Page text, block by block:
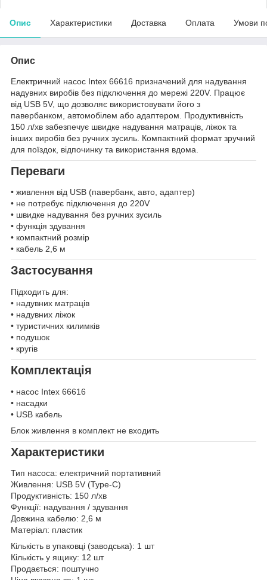
Опис Характеристики Доставка Оплата Умови
Опис
Електричний насос Intex 66616 призначений для надування
надувних виробів без підключення до мережі 220V. Працює
від USB 5V, що дозволяє використовувати його з
павербанком, автомобілем або адаптером. Продуктивність
150 л/хв забезпечує швидке надування матраців, ліжок та
інших виробів без ручних зусиль. Компактний формат зручний
для поїздок, відпочинку та використання вдома.
Переваги
• живлення від USB (павербанк, авто, адаптер)
• не потребує підключення до 220V
• швидке надування без ручних зусиль
• функція здування
• компактний розмір
• кабель 2,6 м
Застосування
Підходить для:
• надувних матраців
• надувних ліжок
• туристичних килимків
• подушок
• кругів
Комплектація
• насос Intex 66616
• насадки
• USB кабель
Блок живлення в комплект не входить
Характеристики
Тип насоса: електричний портативний
Живлення: USB 5V (Type-C)
Продуктивність: 150 л/хв
Функції: надування / здування
Довжина кабелю: 2,6 м
Матеріал: пластик
Кількість в упаковці (заводська): 1 шт
Кількість у ящику: 12 шт
Продається: поштучно